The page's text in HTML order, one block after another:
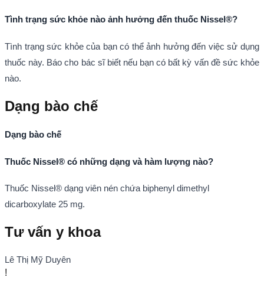
Tình trạng sức khỏe nào ảnh hưởng đến thuốc Nissel®?
Tình trạng sức khỏe của bạn có thể ảnh hưởng đến việc sử dụng
thuốc này. Báo cho bác sĩ biết nếu bạn có bất kỳ vấn đề sức khỏe
nào.
Dạng bào chế
Dạng bào chế
Thuốc Nissel® có những dạng và hàm lượng nào?
Thuốc Nissel® dạng viên nén chứa biphenyl dimethyl
dicarboxylate 25 mg.
Tư vấn y khoa
Lê Thị Mỹ Duyên
!